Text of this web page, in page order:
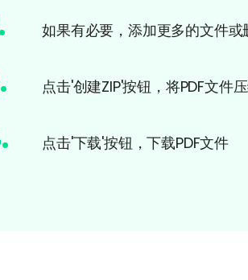
. 如果有必要，添加更多的文件或
. 点击'创建ZIP'按钮，将PDF文件
. 点击'下载'按钮，下载PDF文件